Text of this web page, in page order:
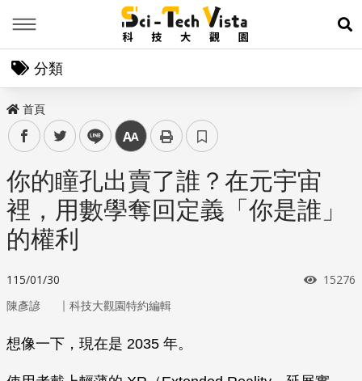
展
分類
首頁
facebooktwitter line 中
你的瞳孔出賣了誰？在元宇宙
裡，用數學奪回定義「你是誰」
的權利
115/01/30 瀏覽次
15276
陳彥諺 ｜ 科技大觀園特約編輯
想像一下，現在是 2035 年。